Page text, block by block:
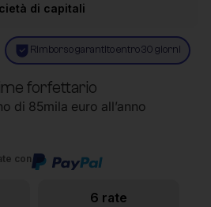
di capitali
Rimborso garantito entro 30 giorni
forfettario
di 85mila euro all’anno
con
6 rate